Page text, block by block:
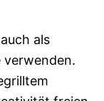
als
verwenden.